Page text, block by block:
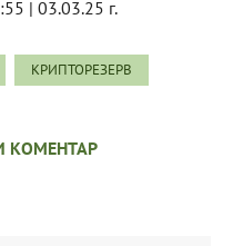
| 03.03.25 г.
КРИПТОРЕЗЕРВ
КОМЕНТАР